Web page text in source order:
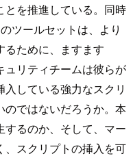
とを推進している。同時
ツールセットは、より
るために、ますます
ュリティチームは彼らが
している強力なスクリ
のではないだろうか。本
るのか、そして、マー
、スクリプトの挿入を可